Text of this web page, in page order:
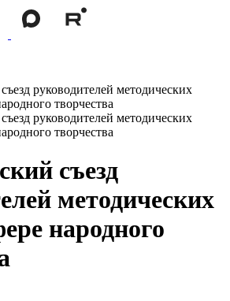
руководителей методических
творчества
руководителей методических
творчества
съезд
методических
народного